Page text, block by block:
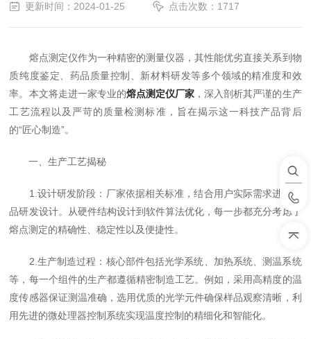
更新时间：2024-01-25 点击次数：1717
熔点测定仪作为一种精密的测量仪器，其性能优劣直接关系到物
质纯度鉴定、药品质量控制、新材料研发等多个领域的精准度和效
率。本文将走进一家专业的熔点测定仪厂家 ，深入剖析其严谨的生产
工艺流程以及严苛的质量检测标准，旨在揭示这一科技产品背后
的“匠心制造”。
一、生产工艺揭秘
1.设计研发阶段：厂家依据相关标准，结合用户实际需求进行产
品研发设计。从硬件结构设计到软件算法优化，每一步都充分考虑了
熔点测定的精确性、稳定性以及便捷性。
2.生产制造过程：核心部件包括光学系统、加热系统、测温系统
等，每一个组件的生产都遵循精密制造工艺。例如，采用高精度的温
度传感器保证测温准确，选用优质的光学元件确保样品观察清晰，利
用先进的微处理器控制系统实现温度控制的精细化和智能化。